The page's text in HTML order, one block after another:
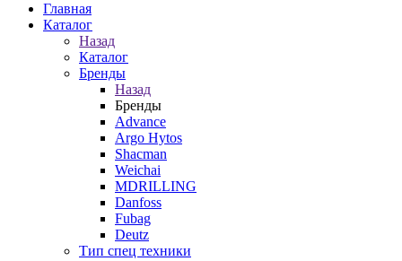
Главная
Каталог
Назад
Каталог
Бренды
Назад
Бренды
Advance
Argo Hytos
Shacman
Weichai
MDRILLING
Danfoss
Fubag
Deutz
Тип спец техники